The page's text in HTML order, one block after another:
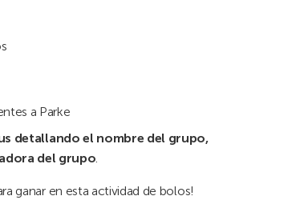
a Parke
detallando el nombre del grupo,
del grupo.
ganar en esta actividad de bolos!